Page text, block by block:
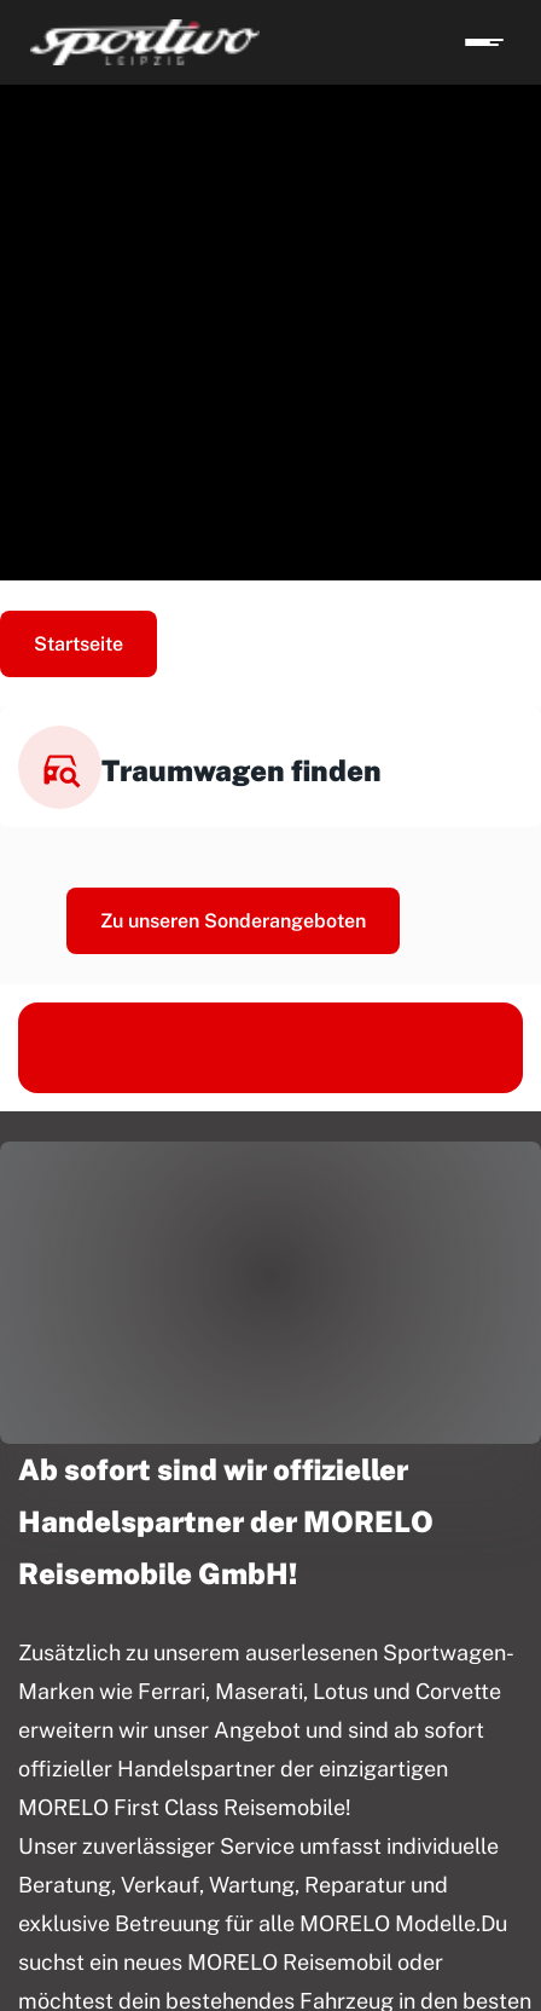
Startseite
Traumwagen finden
Zu unseren Sonderangeboten
Ab sofort sind wir offizieller
Handelspartner der MORELO
Reisemobile GmbH!
Zusätzlich zu unserem auserlesenen Sportwagen-
Marken wie Ferrari, Maserati, Lotus und Corvette
erweitern wir unser Angebot und sind ab sofort
offizieller Handelspartner der einzigartigen
MORELO First Class Reisemobile!
Unser zuverlässiger Service umfasst individuelle
Beratung, Verkauf, Wartung, Reparatur und
exklusive Betreuung für alle MORELO Modelle.Du
suchst ein neues MORELO Reisemobil oder
möchtest dein bestehendes Fahrzeug in den besten